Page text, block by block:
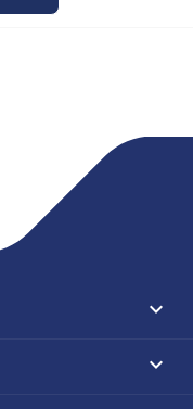

